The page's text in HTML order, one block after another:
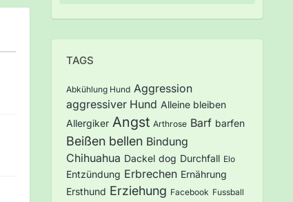
TAGS
Abkühlung Hund Aggression
aggressiver Hund Alleine bleiben
Allergiker Angst Arthrose Barf barfen
Beißen bellen Bindung
Chihuahua Dackel dog Durchfall Elo
Entzündung Erbrechen Ernährung
Ersthund Erziehung Facebook Fussball